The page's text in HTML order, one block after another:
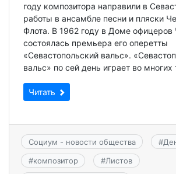
году композитора направили в
работы в ансамбле песни и пляски
Флота. В 1962 году в Доме
состоялась премьера его оперетты
«Севастопольский вальс».
вальс» по сей день играет во
Читать
Социум - новости общества #
#композитор #Листов